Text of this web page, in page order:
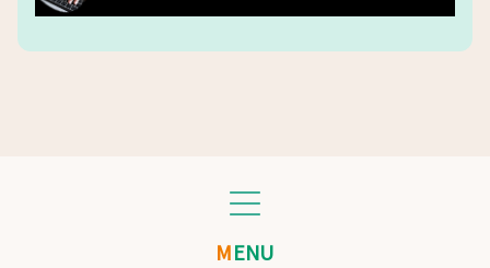
MENU